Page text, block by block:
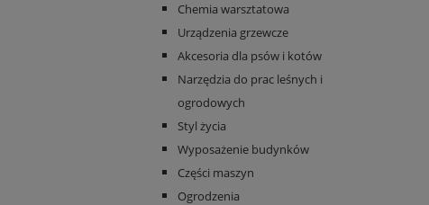
Chemia warsztatowa
Urządzenia grzewcze
Akcesoria dla psów i kotów
Narzędzia do prac leśnych i
ogrodowych
Styl życia
Wyposażenie budynków
Części maszyn
Ogrodzenia